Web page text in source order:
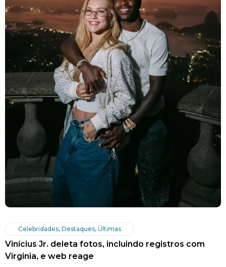
Celebridades, Destaques, Últimas
Vinícius Jr. deleta fotos, incluindo registros com
Virginia, e web reage